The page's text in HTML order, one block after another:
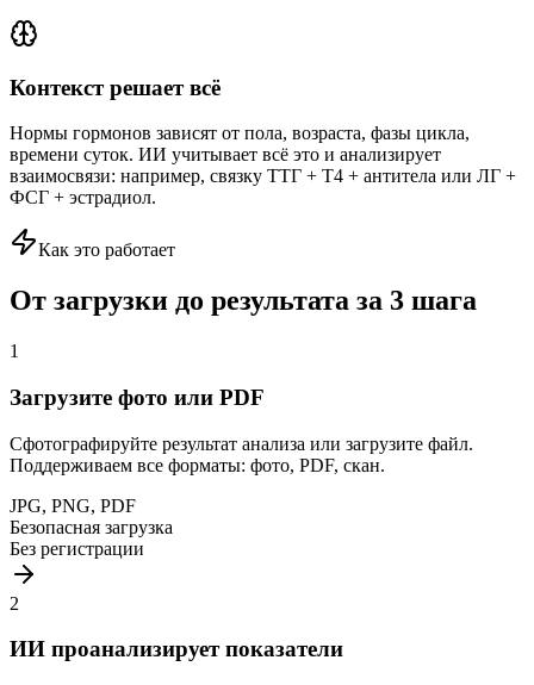
Контекст решает всё
Нормы гормонов зависят от пола, возраста, фазы цикла,
времени суток. ИИ учитывает всё это и анализирует
взаимосвязи: например, связку ТТГ + Т4 + антитела или ЛГ +
ФСГ + эстрадиол.
Как это работает
От загрузки до результата за 3 шага
1
Загрузите фото или PDF
Сфотографируйте результат анализа или загрузите файл.
Поддерживаем все форматы: фото, PDF, скан.
JPG, PNG, PDF
Безопасная загрузка
Без регистрации
2
ИИ проанализирует показатели